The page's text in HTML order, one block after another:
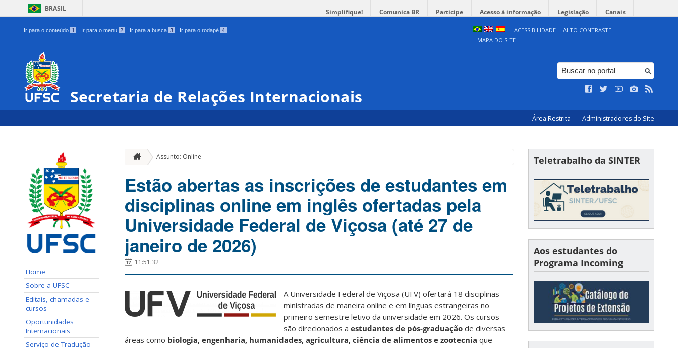
BRASIL Simplifique! Comunica BR Participe Acesso à informação Legislação Canais
Ir para o conteúdo 1 Ir para o menu 2 Ir para a busca 3 Ir para o rodapé 4 ACESSIBILIDADE
ALTO CONTRASTE
MAPA DO SITE
Secretaria de Relações Internacionais
Área Restrita Administradores do Site
Home
Sobre a UFSC
Editais, chamadas e
cursos
Oportunidades
Internacionais
Serviço de Tradução
Assunto: Online
Estão abertas as inscrições de estudantes em
disciplinas online em inglês ofertadas pela
Universidade Federal de Viçosa (até 27 de
janeiro de 2026)
11:51:32
A Universidade Federal de Viçosa (UFV) ofertará 18 disciplinas
ministradas de maneira online e em línguas estrangeiras no
primeiro semestre letivo da universidade em 2026. Os cursos
são direcionados a estudantes de pós-graduação de diversas
áreas como biologia, engenharia, humanidades, agricultura, ciência de alimentos e zootecnia que
Teletrabalho da SINTER
Aos estudantes do
Programa Incoming